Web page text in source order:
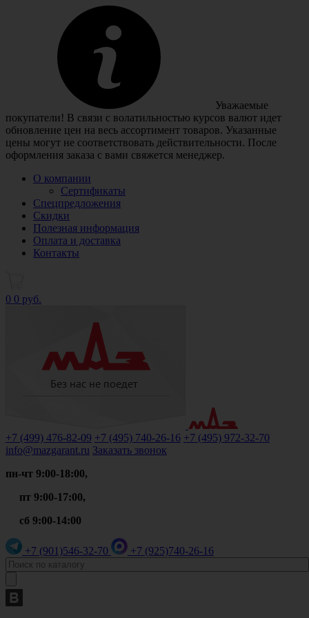
Уважаемые
покупатели! В связи с волатильностью курсов валют идет
обновление цен на весь ассортимент товаров. Указанные
цены могут не соответствовать действительности. После
оформления заказа с вами свяжется менеджер.
О компании
Сертификаты
Спецпредложения
Скидки
Полезная информация
Оплата и доставка
Контакты
0 0 руб.
+7 (499) 476-82-09 +7 (495) 740-26-16 +7 (495) 972-32-70
info@mazgarant.ru Заказать звонок
пн-чт 9:00-18:00,
пт 9:00-17:00,
сб 9:00-14:00
+7 (901)546-32-70 +7 (925)740-26-16